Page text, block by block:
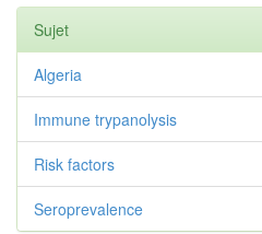
Sujet
Algeria
Immune trypanolysis
Risk factors
Seroprevalence